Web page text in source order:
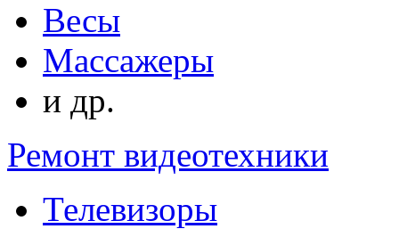
Весы
Массажеры
и др.
Ремонт видеотехники
Телевизоры